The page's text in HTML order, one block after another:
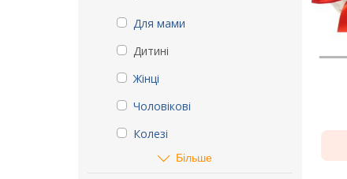
Для мами
Дитині
Жінці
Чоловікові
Колезі
Більше